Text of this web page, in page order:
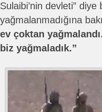
Sulaibi’nin devleti”
yağmalanmadığına
ev çoktan
biz yağmaladık.”